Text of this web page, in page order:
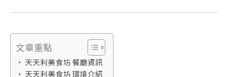
文章重點
天天利美食坊 餐廳資訊
天天利美食坊 環境介紹